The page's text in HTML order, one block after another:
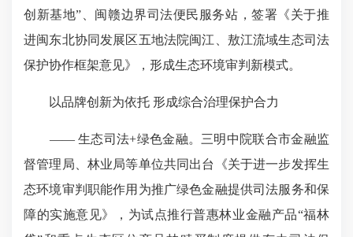
创新基地”、闽赣边界司法便民服务站，签署《关于推
进闽东北协同发展区五地法院闽江、敖江流域生态司法
保护协作框架意见》，形成生态环境审判新模式。
以品牌创新为依托 形成综合治理保护合力
—— 生态司法+绿色金融。三明中院联合市金融监
督管理局、林业局等单位共同出台《关于进一步发挥生
态环境审判职能作用为推广绿色金融提供司法服务和保
障的实施意见》，为试点推行普惠林业金融产品“福林